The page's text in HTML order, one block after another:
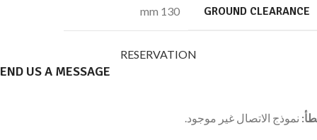
GROUND CLEARANCE
130 mm
RESERVATION
US A MESSAGE
نموذج الاتصال غير موجود.